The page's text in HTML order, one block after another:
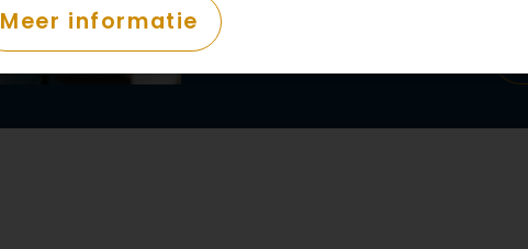
Meer informatie